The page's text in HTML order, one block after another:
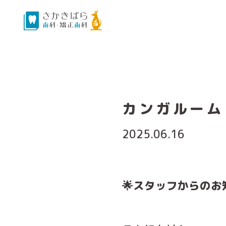
カンガルー
2025.06.16
🌟スタッフからのお